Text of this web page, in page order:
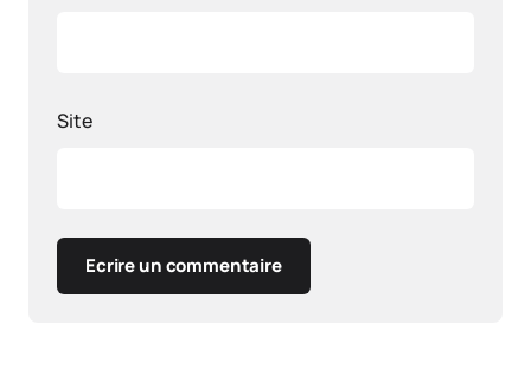
Site
Ecrire un commentaire